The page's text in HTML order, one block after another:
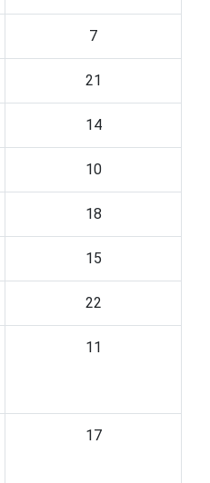
7
21
14
10
18
15
22
11
17